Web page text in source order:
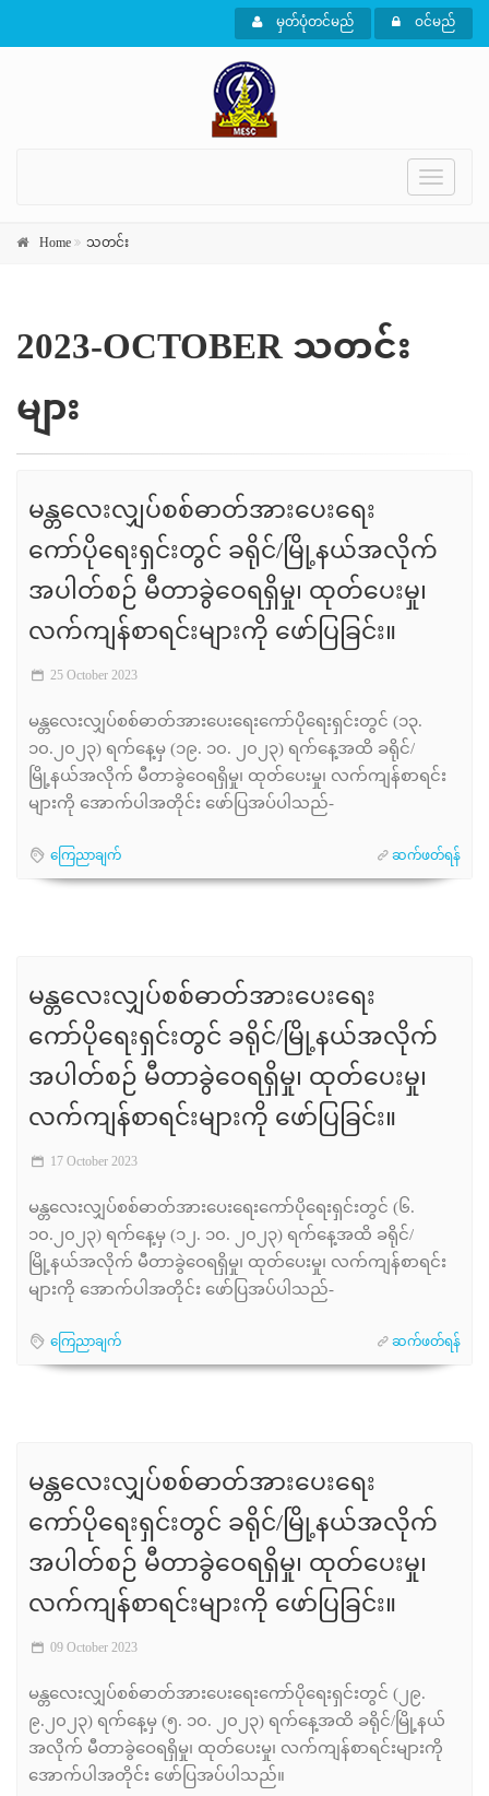
မှတ်ပုံတင်မည် ဝင်မည်
Toggle
Home သတင်း
2023-OCTOBER သတင်း
များ
မန္တလေးလျှပ်စစ်ဓာတ်အားပေးရေး
ကော်ပိုရေးရှင်းတွင် ခရိုင်/မြို့နယ်အလိုက်
အပါတ်စဉ် မီတာခွဲဝေရရှိမှု၊ ထုတ်ပေးမှု၊
လက်ကျန်စာရင်းများကို ဖော်ပြခြင်း။
25 October 2023
မန္တလေးလျှပ်စစ်ဓာတ်အားပေးရေးကော်ပိုရေးရှင်းတွင် (၁၃.
၁၀.၂၀၂၃) ရက်နေ့မှ (၁၉. ၁၀. ၂၀၂၃) ရက်နေ့အထိ ခရိုင်/
မြို့နယ်အလိုက် မီတာခွဲဝေရရှိမှု၊ ထုတ်ပေးမှု၊ လက်ကျန်စာရင်း
များကို အောက်ပါအတိုင်း ဖော်ပြအပ်ပါသည်-
ကြေညာချက် ဆက်ဖတ်ရန်
မန္တလေးလျှပ်စစ်ဓာတ်အားပေးရေး
ကော်ပိုရေးရှင်းတွင် ခရိုင်/မြို့နယ်အလိုက်
အပါတ်စဉ် မီတာခွဲဝေရရှိမှု၊ ထုတ်ပေးမှု၊
လက်ကျန်စာရင်းများကို ဖော်ပြခြင်း။
17 October 2023
မန္တလေးလျှပ်စစ်ဓာတ်အားပေးရေးကော်ပိုရေးရှင်းတွင် (၆.
၁၀.၂၀၂၃) ရက်နေ့မှ (၁၂. ၁၀. ၂၀၂၃) ရက်နေ့အထိ ခရိုင်/
မြို့နယ်အလိုက် မီတာခွဲဝေရရှိမှု၊ ထုတ်ပေးမှု၊ လက်ကျန်စာရင်း
များကို အောက်ပါအတိုင်း ဖော်ပြအပ်ပါသည်-
ကြေညာချက် ဆက်ဖတ်ရန်
မန္တလေးလျှပ်စစ်ဓာတ်အားပေးရေး
ကော်ပိုရေးရှင်းတွင် ခရိုင်/မြို့နယ်အလိုက်
အပါတ်စဉ် မီတာခွဲဝေရရှိမှု၊ ထုတ်ပေးမှု၊
လက်ကျန်စာရင်းများကို ဖော်ပြခြင်း။
09 October 2023
မန္တလေးလျှပ်စစ်ဓာတ်အားပေးရေးကော်ပိုရေးရှင်းတွင် (၂၉.
၉.၂၀၂၃) ရက်နေ့မှ (၅. ၁၀. ၂၀၂၃) ရက်နေ့အထိ ခရိုင်/မြို့နယ်
အလိုက် မီတာခွဲဝေရရှိမှု၊ ထုတ်ပေးမှု၊ လက်ကျန်စာရင်းများကို
အောက်ပါအတိုင်း ဖော်ပြအပ်ပါသည်။